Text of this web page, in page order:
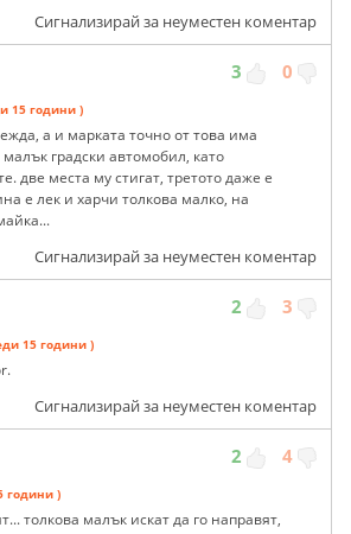
Сигнализирай за неуместен коментар
3 0
15 години )
а и марката точно от това има
градски автомобил, като
две места му стигат, третото даже е
е лек и харчи толкова малко, на
Сигнализирай за неуместен коментар
2 3
15 години )
Сигнализирай за неуместен коментар
2 4
години )
толкова малък искат да го направят,